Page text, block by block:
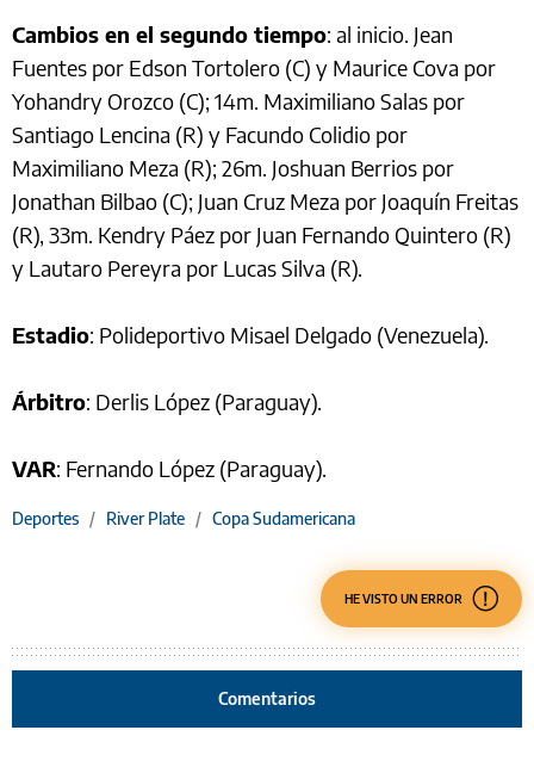
Cambios en el segundo tiempo: al inicio. Jean
Fuentes por Edson Tortolero (C) y Maurice Cova por
Yohandry Orozco (C); 14m. Maximiliano Salas por
Santiago Lencina (R) y Facundo Colidio por
Maximiliano Meza (R); 26m. Joshuan Berrios por
Jonathan Bilbao (C); Juan Cruz Meza por Joaquín Freitas
(R), 33m. Kendry Páez por Juan Fernando Quintero (R)
y Lautaro Pereyra por Lucas Silva (R).
Estadio: Polideportivo Misael Delgado (Venezuela).
Árbitro: Derlis López (Paraguay).
VAR: Fernando López (Paraguay).
Deportes / River Plate / Copa Sudamericana
HE VISTO UN ERROR
Comentarios